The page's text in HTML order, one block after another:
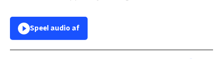
Speel audio af